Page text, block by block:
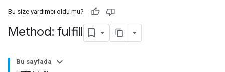
Bu size yardımcı oldu mu?
Method: fulfill
Bu sayfada